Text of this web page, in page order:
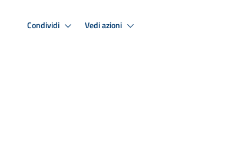
Condividi Vedi azioni